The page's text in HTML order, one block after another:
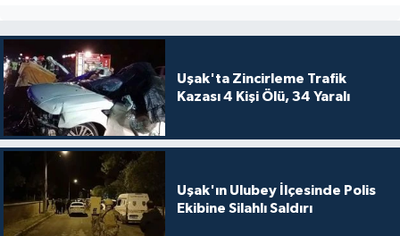
Uşak'ta Zincirleme Trafik
Kazası 4 Kişi Ölü, 34 Yaralı
Uşak'ın Ulubey İlçesinde Polis
Ekibine Silahlı Saldırı